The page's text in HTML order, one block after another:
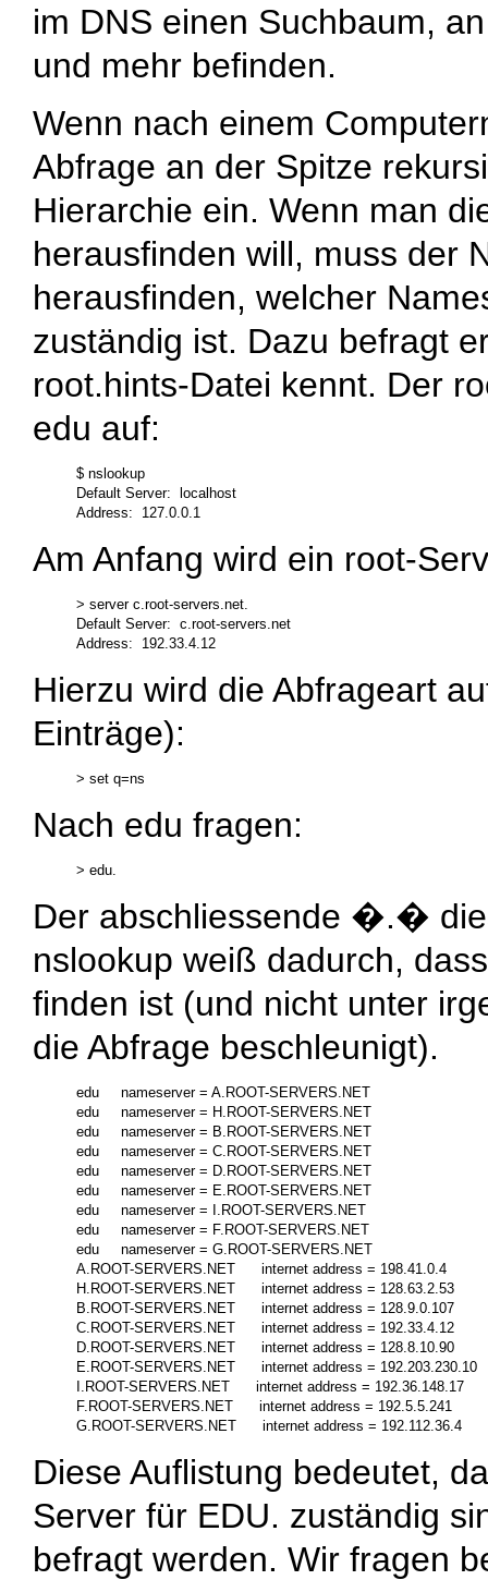
im DNS einen Suchbaum,
und mehr befinden.
Wenn nach einem
Abfrage an der Spitze
Hierarchie ein. Wenn man
herausfinden will, muss der
herausfinden, welcher
zuständig ist. Dazu befragt
root.hints-Datei kennt. Der
edu auf:
$ nslookup
Default Server:  localhost
Am Anfang wird ein root-
> server c.root-servers.net.
Default Server:  c.root-servers.net
Hierzu wird die Abfrageart
Einträge):
Nach edu fragen:
Der abschliessende �.�
nslookup weiß dadurch,
finden ist (und nicht unter
die Abfrage beschleunigt).
edu     nameserver = A.ROOT-SERVERS.NET
edu     nameserver = H.ROOT-SERVERS.NET
edu     nameserver = B.ROOT-SERVERS.NET
edu     nameserver = C.ROOT-SERVERS.NET
edu     nameserver = D.ROOT-SERVERS.NET
edu     nameserver = E.ROOT-SERVERS.NET
edu     nameserver = I.ROOT-SERVERS.NET
edu     nameserver = F.ROOT-SERVERS.NET
edu     nameserver = G.ROOT-SERVERS.NET
A.ROOT-SERVERS.NET      internet address = 198.41.0.4
H.ROOT-SERVERS.NET      internet address = 128.63.2.53
B.ROOT-SERVERS.NET      internet address = 128.9.0.107
C.ROOT-SERVERS.NET      internet address = 192.33.4.12
D.ROOT-SERVERS.NET      internet address = 128.8.10.90
E.ROOT-SERVERS.NET      internet address = 192.203.230.10
I.ROOT-SERVERS.NET      internet address = 192.36.148.17
F.ROOT-SERVERS.NET      internet address = 192.5.5.241
Diese Auflistung bedeutet,
Server für EDU. zuständig
befragt werden. Wir fragen